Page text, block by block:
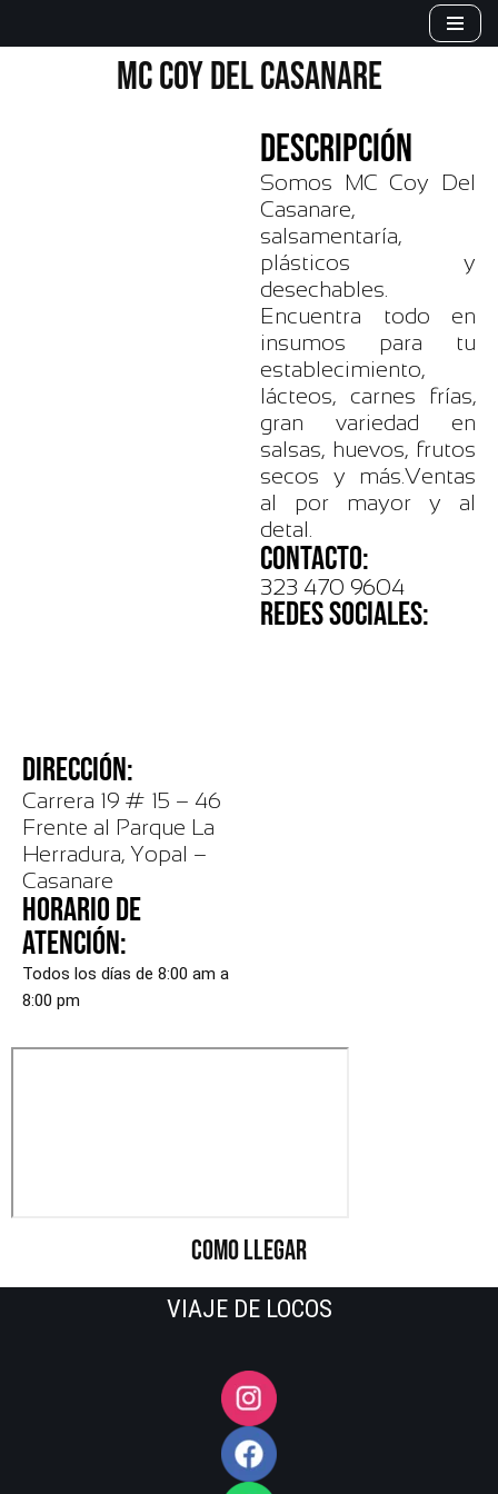
MC COY DEL CASANARE
DESCRIPCIÓN
Somos MC Coy Del
Casanare,
salsamentaría,
plásticos y
desechables.
Encuentra todo en
insumos para tu
establecimiento,
lácteos, carnes frías,
gran variedad en
salsas, huevos, frutos
secos y más.Ventas
al por mayor y al
detal.
CONTACTO:
323 470 9604
REDES SOCIALES:
DIRECCIÓN:
Carrera 19 # 15 – 46
Frente al Parque La
Herradura, Yopal –
Casanare
HORARIO DE
ATENCIÓN:
Todos los días de 8:00 am a
8:00 pm
COMO LLEGAR
VIAJE DE LOCOS